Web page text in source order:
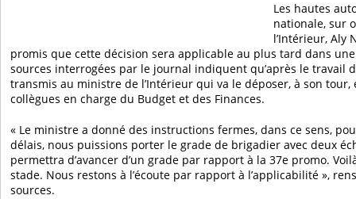
Les hautes
nationale, sur
l’Intérieur, Aly
promis que cette décision sera applicable au plus tard dans
sources interrogées par le journal indiquent qu’après le travail
transmis au ministre de l’Intérieur qui va le déposer, à son tour,
collègues en charge du Budget et des Finances.
« Le ministre a donné des instructions fermes, dans ce sens,
délais, nous puissions porter le grade de brigadier avec deux
permettra d’avancer d’un grade par rapport à la 37e promo.
stade. Nous restons à l’écoute par rapport à l’applicabilité »,
sources.